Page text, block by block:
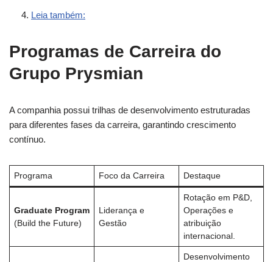
Leia também:
Programas de Carreira do
Grupo Prysmian
A companhia possui trilhas de desenvolvimento estruturadas
para diferentes fases da carreira, garantindo crescimento
contínuo.
Programa Foco da Carreira Destaque
Graduate Program
(Build the Future)
Liderança e
Gestão
Rotação em P&D,
Operações e
atribuição
internacional.
Desenvolvimento